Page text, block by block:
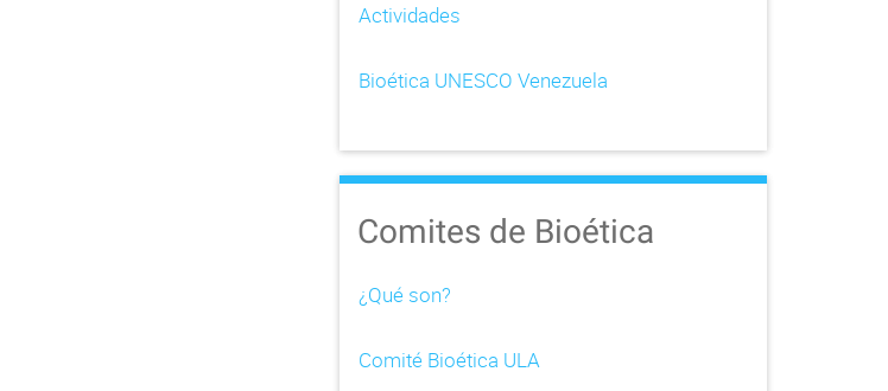
Actividades
Bioética UNESCO Venezuela
Comites de Bioética
¿Qué son?
Comité Bioética ULA